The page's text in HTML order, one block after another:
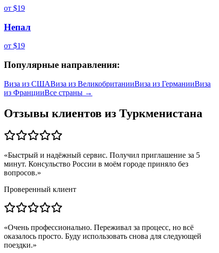
от $19
Непал
от $19
Популярные направления:
Виза из СШАВиза из ВеликобританииВиза из ГерманииВиза
из ФранцииВсе страны →
Отзывы клиентов из Туркменистана
«Быстрый и надёжный сервис. Получил приглашение за 5
минут. Консульство России в моём городе приняло без
вопросов.»
Проверенный клиент
«Очень профессионально. Переживал за процесс, но всё
оказалось просто. Буду использовать снова для следующей
поездки.»